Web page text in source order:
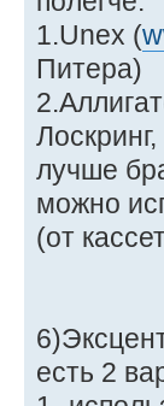
1.Unex (
Питера)
лучше
можно
(от
есть 2